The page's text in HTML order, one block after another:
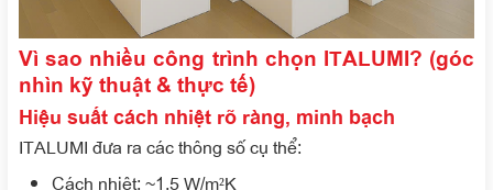
Vì sao nhiều công trình chọn ITALUMI? (góc
nhìn kỹ thuật & thực tế)
Hiệu suất cách nhiệt rõ ràng, minh bạch
ITALUMI đưa ra các thông số cụ thể:
Cách nhiệt: ~1.5 W/m²K